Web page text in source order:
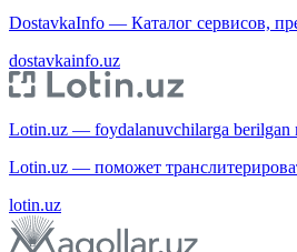
DostavkaInfo — Каталог сервисов,
dostavkainfo.uz
Lotin.uz — foydalanuvchilarga berilgan
Lotin.uz — поможет
lotin.uz